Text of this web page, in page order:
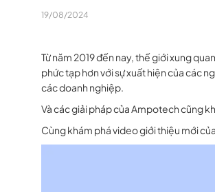
19/08/2024
Từ năm 2019 đến nay, thế giới xung
phức tạp hơn với sự xuất hiện của các
các doanh nghiệp.
Và các giải pháp của Ampotech cũng
Cùng khám phá video giới thiệu mới